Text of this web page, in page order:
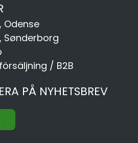
Odense
Sønderborg
/ B2B
PÅ NYHETSBREV